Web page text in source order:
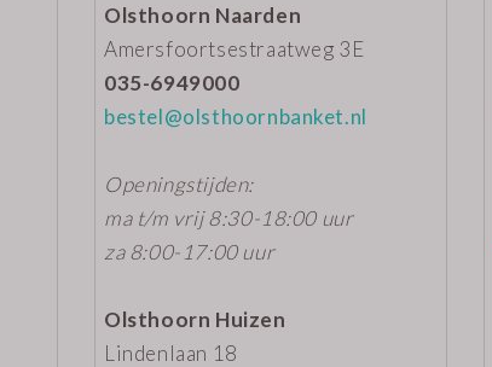
Olsthoorn Naarden
Amersfoortsestraatweg 3E
035-6949000
bestel@olsthoornbanket.nl
Openingstijden:
ma t/m vrij 8:30-18:00 uur
za 8:00-17:00 uur
Olsthoorn Huizen
Lindenlaan 18